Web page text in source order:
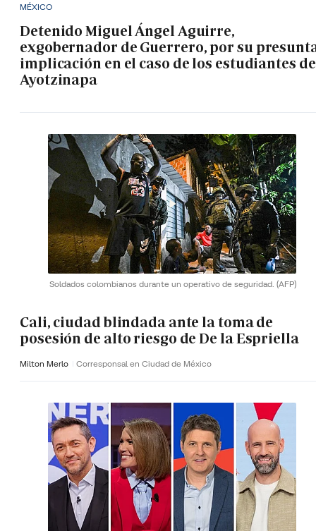
MÉXICO
Detenido Miguel Ángel Aguirre,
exgobernador de Guerrero, por su
implicación en el caso de los estudiantes de
Ayotzinapa
Soldados colombianos durante un operativo de seguridad. (AFP)
Cali, ciudad blindada ante la toma de
posesión de alto riesgo de De la Espriella
Milton Merlo Corresponsal en Ciudad de México